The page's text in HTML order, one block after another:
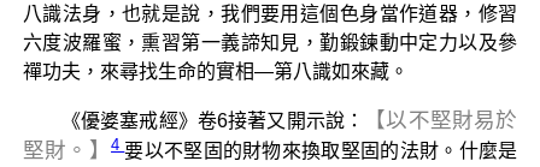
八識法身，也就是說，我們要用這個色身當作道器，修習
六度波羅蜜，熏習第一義諦知見，勤鍛鍊動中定力以及參
禪功夫，來尋找生命的實相—第八識如來藏。
《優婆塞戒經》卷6接著又開示說：
【以不堅財易於
堅財。】4 要以不堅固的財物來換取堅固的法財。什麼是